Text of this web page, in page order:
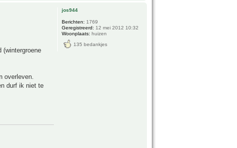
(wintergroene
overleven.
durf ik niet te
jos944
Berichten: 1769
Geregistreerd: 12 mei 2012 10:32
Woonplaats: huizen
135 bedankjes